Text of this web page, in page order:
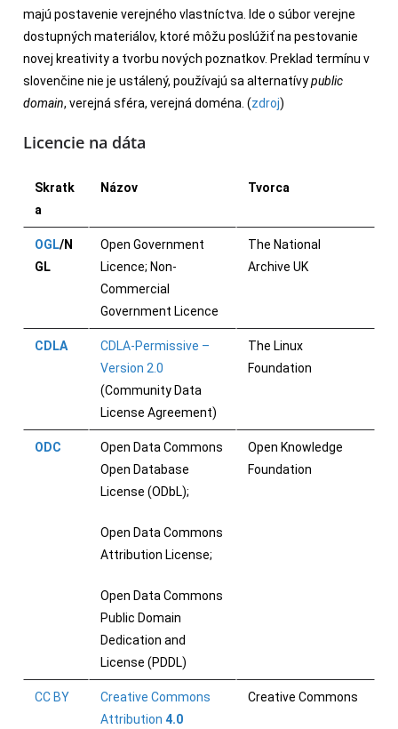
majú postavenie verejného vlastníctva. Ide o súbor verejne
dostupných materiálov, ktoré môžu poslúžiť na pestovanie
novej kreativity a tvorbu nových poznatkov. Preklad termínu v
slovenčine nie je ustálený, používajú sa alternatívypublic
domain, verejná sféra, verejná doména. (zdroj)
Licencie na dáta
Skratk
a
Názov Tvorca
OGL/N
GL
Open Government
Licence; Non-
Commercial
Government Licence
The National
Archive UK
CDLA CDLA-Permissive –
Version 2.0
(Community Data
License Agreement)
The Linux
Foundation
ODC
Open Data Commons
Open Database
License (ODbL);
Open Data Commons
Attribution License;
Open Data Commons
Public Domain
Dedication and
License (PDDL)
Open Knowledge
Foundation
CC BY
Creative Commons
Attribution 4.0
Creative Commons